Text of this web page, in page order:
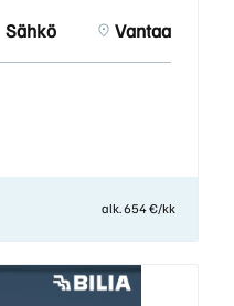
Sähkö Vantaa
alk. 654 €/kk